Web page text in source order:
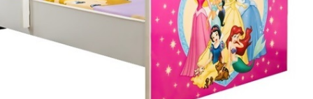
Pat masina Spider Man
Pat masina